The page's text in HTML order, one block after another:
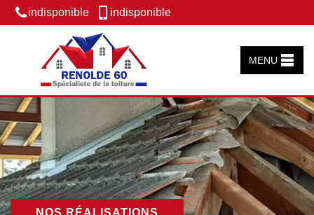
indisponible indisponible
MENU
NOS RÉALISATIONS